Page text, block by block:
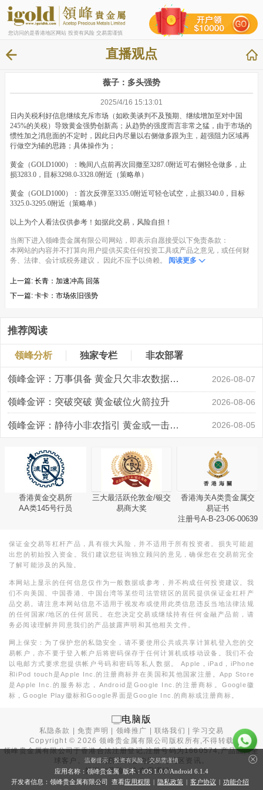
您访问的是香港地区网站 投资有风险 交易需谨慎
直播观点
薇子：多头强势
2025/4/16 15:13:01
日内关税利好信息继续充斥市场（如欧美谈判不及预期、继续增加至对中国
245%的关税）导致黄金强势创新高；从趋势的强度而言非常之猛，由于市场的
惯性加之消息面的不定时，因此日内尽量以右侧做多跟为主，超强阻力区域再
行做空为辅的思路；具体操作为；
黄金（GOLD1000）：晚间八点前再次回撤至3287.0附近可右侧轻仓做多，止
损3283.0，目标3298.0-3328.0附近（策略单）
黄金（GOLD1000）：首次反弹至3335.0附近可轻仓试空，止损3340.0，目标
3325.0-3295.0附近（策略单）
以上为个人看法仅供参考！如据此交易，风险自担！
当阁下进入领峰贵金属有限公司网站，即表示自愿接受以下免责条款：
本网站的内容并不打算向用户提供买卖任何投资工具或产品之意见，或任何财
务、法律、会计或税务建议， 因此不应予以倚赖。
阅读更多
上一篇: 长青：加速冲高 回落
下一篇: 卡卡：市场依旧强势
推荐阅读
领峰分析 独家专栏 非农部署
领峰金评：万事俱备 黄金只欠非农数据“东风” 2026-08-07
领峰金评：突破突破 黄金破位火箭拉升 2026-08-06
领峰金评：静待小非农指引 黄金或一击破局 2026-08-05
香港黄金交易所
AA类145号行员
三大最活跃伦敦金/银交
易商大奖
香港海关A类贵金属交
易证书
注册号A-B-23-06-00639
保证金交易等杠杆产品，具有很大风险，并不适用于所有投资者。损失可能超
出您的初始投入资金。我们建议您征询独立顾问的意见，确保您在交易前完全
了解可能涉及的风险。
本网站上显示的任何信息仅作为一般数据或参考，并不构成任何投资建议。我
们不向美国、中国香港、中国台湾等某些司法管辖区的居民提供保证金杠杆产
品交易。请注意本网站信息不适用于视发布或使用此类信息违反当地法律法规
的任何国家/地区的任何居民。在您决定交易或继续持有任何金融产品前，请
务必阅读理解并同意我们的产品披露声明和其他相关文件。
网上保安：为了保护您的私隐安全，请不要使用公共或共享计算机登入您的交
易帐户，亦不要于登入帐户后将密码保存于任何计算机或移动设备。我们不会
以电邮方式要求您提供帐户号码和密码等私人数据。 Apple，iPad，iPhone
和iPod touch是Apple Inc.的注册商标并在美国和其他国家注册。App Store
是Apple Inc.的服务标志，Android是Google Inc.的注册商标。Google徽
标，Google Play徽标和Google界面是Google Inc.的商标或注册商标。
电脑版
私隐条款 |免责声明 领峰推广 |联络我们 |学习交易
Copyright ©2026 领峰贵金属有限公司版权所有,不得转载
领峰贵金属有限公司于香港合法注册登记,注册号码为1660574,产品面向全
球客户。本站内所有内容均为香港地区资讯。
投资有风险，入市需谨慎。
温馨提示：投资有风险，交易需谨慎
应用名称：领峰贵金属 版本：iOS 1.0.0/Android 6.1.4
开发者信息：领峰贵金属有限公司 查看应用权限 | 隐私政策 | 客户协议 | 功能介绍